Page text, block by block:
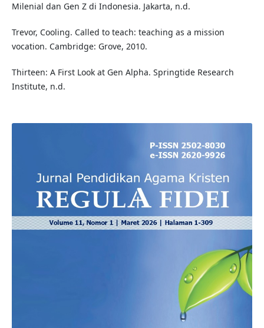
Milenial dan Gen Z di Indonesia. Jakarta, n.d.
Trevor, Cooling. Called to teach: teaching as a mission
vocation. Cambridge: Grove, 2010.
Thirteen: A First Look at Gen Alpha. Springtide Research
Institute, n.d.